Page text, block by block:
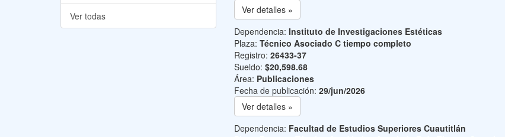
Ver todas
Ver detalles »
Dependencia: Instituto de Investigaciones Estéticas
Plaza: Técnico Asociado C tiempo completo
Registro: 26433-37
Sueldo: $20,598.68
Área: Publicaciones
Fecha de publicación: 29/jun/2026
Ver detalles »
Dependencia: Facultad de Estudios Superiores Cuautitlán